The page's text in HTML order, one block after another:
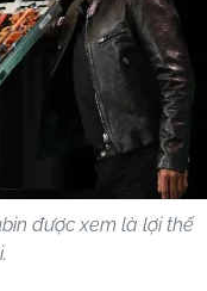
được xem là lợi thế